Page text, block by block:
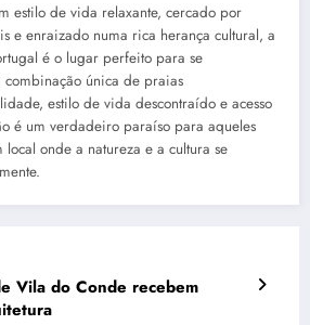
estilo de vida relaxante, cercado por
e enraizado numa rica herança cultural, a
é o lugar perfeito para se
combinação única de praias
estilo de vida descontraído e acesso
é um verdadeiro paraíso para aqueles
onde a natureza e a cultura se
Vila do Conde recebem